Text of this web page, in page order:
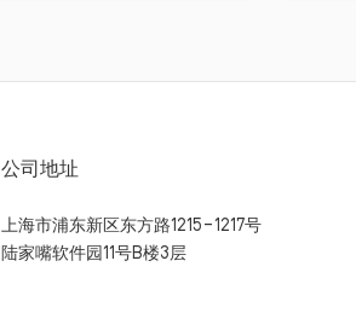
公司地址
上海市浦东新区东方路1215-1217号
陆家嘴软件园11号B楼3层